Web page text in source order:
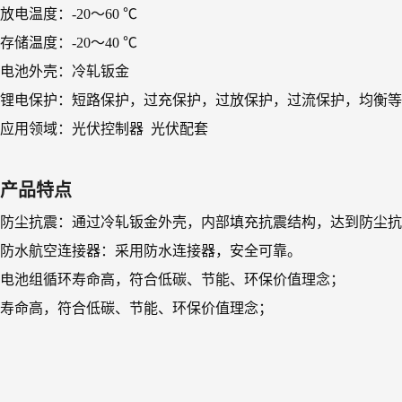
放电温度：-20～60 ℃
存储温度：-20～40 ℃
电池外壳：冷轧钣金
锂电保护：短路保护，过充保护，过放保护，过流保护，均衡等
应用领域：光伏控制器 光伏配套
产品特点
防尘抗震：通过冷轧钣金外壳，内部填充抗震结构，达到防尘
防水航空连接器：采用防水连接器，安全可靠。
电池组循环寿命高，符合低碳、节能、环保价值理念；
寿命高，符合低碳、节能、环保价值理念；